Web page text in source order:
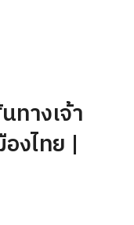
ทางเจ้า
งไทย |